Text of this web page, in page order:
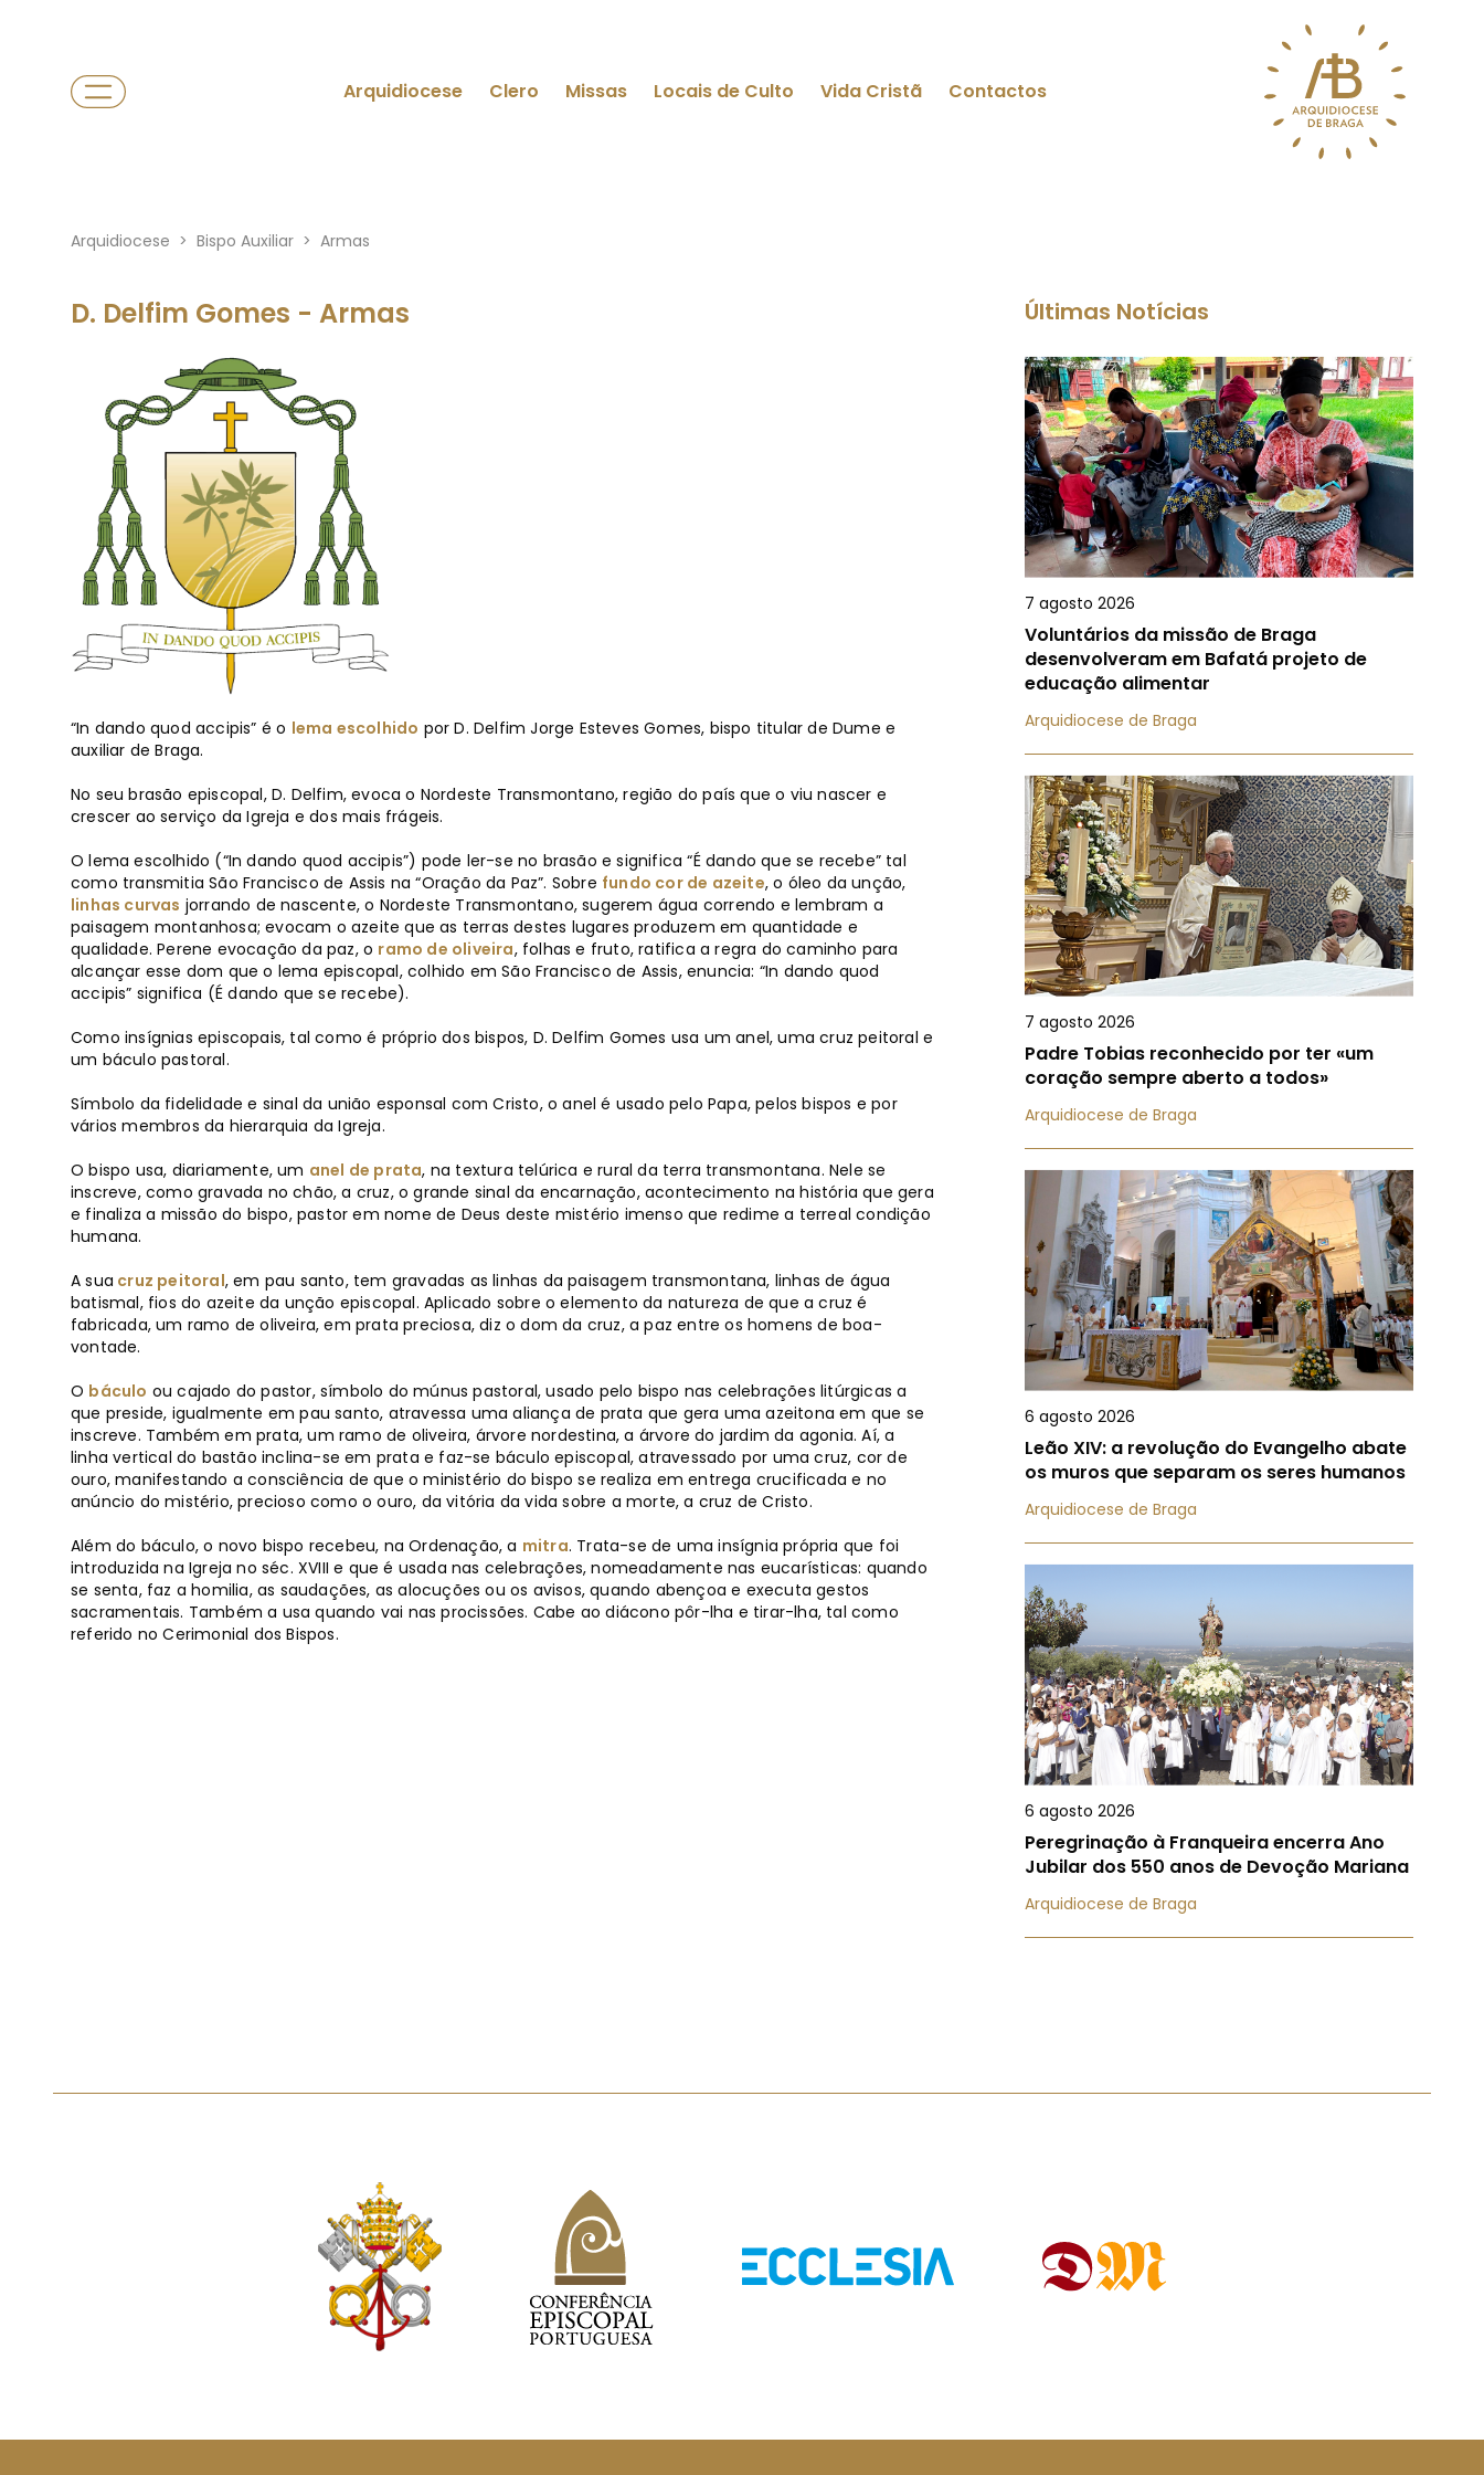
Arquidiocese Clero Missas Locais de Culto Vida Cristã Contactos
Arquidiocese > Bispo Auxiliar > Armas
D. Delfim Gomes - Armas
“In dando quod accipis” é o lema escolhido por D. Delfim Jorge Esteves Gomes, bispo titular de Dume e
auxiliar de Braga.
No seu brasão episcopal, D. Delfim, evoca o Nordeste Transmontano, região do país que o viu nascer e
crescer ao serviço da Igreja e dos mais frágeis.
O lema escolhido (“In dando quod accipis”) pode ler-se no brasão e significa “É dando que se recebe” tal
como transmitia São Francisco de Assis na “Oração da Paz”. Sobre fundo cor de azeite, o óleo da unção,
linhas curvas jorrando de nascente, o Nordeste Transmontano, sugerem água correndo e lembram a
paisagem montanhosa; evocam o azeite que as terras destes lugares produzem em quantidade e
qualidade. Perene evocação da paz, o ramo de oliveira, folhas e fruto, ratifica a regra do caminho para
alcançar esse dom que o lema episcopal, colhido em São Francisco de Assis, enuncia: “In dando quod
accipis” significa (É dando que se recebe).
Como insígnias episcopais, tal como é próprio dos bispos, D. Delfim Gomes usa um anel, uma cruz peitoral e
um báculo pastoral.
Símbolo da fidelidade e sinal da união esponsal com Cristo, o anel é usado pelo Papa, pelos bispos e por
vários membros da hierarquia da Igreja.
O bispo usa, diariamente, um anel de prata, na textura telúrica e rural da terra transmontana. Nele se
inscreve, como gravada no chão, a cruz, o grande sinal da encarnação, acontecimento na história que gera
e finaliza a missão do bispo, pastor em nome de Deus deste mistério imenso que redime a terreal condição
humana.
A sua cruz peitoral, em pau santo, tem gravadas as linhas da paisagem transmontana, linhas de água
batismal, fios do azeite da unção episcopal. Aplicado sobre o elemento da natureza de que a cruz é
fabricada, um ramo de oliveira, em prata preciosa, diz o dom da cruz, a paz entre os homens de boa-
vontade.
O báculo ou cajado do pastor, símbolo do múnus pastoral, usado pelo bispo nas celebrações litúrgicas a
que preside, igualmente em pau santo, atravessa uma aliança de prata que gera uma azeitona em que se
inscreve. Também em prata, um ramo de oliveira, árvore nordestina, a árvore do jardim da agonia. Aí, a
linha vertical do bastão inclina-se em prata e faz-se báculo episcopal, atravessado por uma cruz, cor de
ouro, manifestando a consciência de que o ministério do bispo se realiza em entrega crucificada e no
anúncio do mistério, precioso como o ouro, da vitória da vida sobre a morte, a cruz de Cristo.
Além do báculo, o novo bispo recebeu, na Ordenação, a mitra. Trata-se de uma insígnia própria que foi
introduzida na Igreja no séc. XVIII e que é usada nas celebrações, nomeadamente nas eucarísticas: quando
se senta, faz a homilia, as saudações, as alocuções ou os avisos, quando abençoa e executa gestos
sacramentais. Também a usa quando vai nas procissões. Cabe ao diácono pôr-lha e tirar-lha, tal como
referido no Cerimonial dos Bispos.
Últimas Notícias
7 agosto 2026
Voluntários da missão de Braga
desenvolveram em Bafatá projeto de
educação alimentar
Arquidiocese de Braga
7 agosto 2026
Padre Tobias reconhecido por ter «um
coração sempre aberto a todos»
Arquidiocese de Braga
6 agosto 2026
Leão XIV: a revolução do Evangelho abate
os muros que separam os seres humanos
Arquidiocese de Braga
6 agosto 2026
Peregrinação à Franqueira encerra Ano
Jubilar dos 550 anos de Devoção Mariana
Arquidiocese de Braga